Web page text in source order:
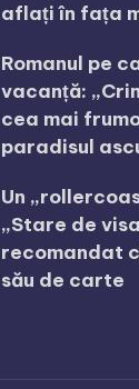
aflați în fața
Romanul pe
vacanță:
cea mai
paradisul
Un
„Stare de
recomandat
său de carte